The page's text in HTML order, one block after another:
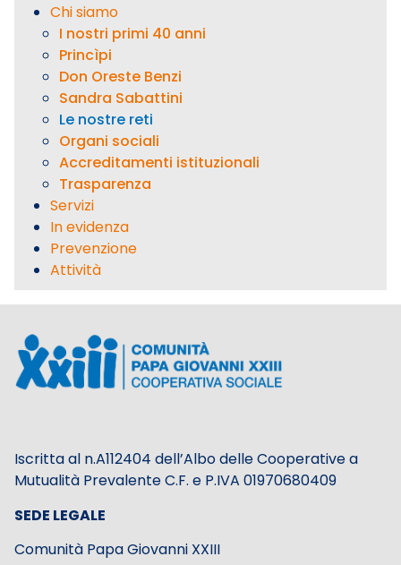
Chi siamo
I nostri primi 40 anni
Princìpi
Don Oreste Benzi
Sandra Sabattini
Le nostre reti
Organi sociali
Accreditamenti istituzionali
Trasparenza
Servizi
In evidenza
Prevenzione
Attività
Iscritta al n.A112404 dell’Albo delle Cooperative a
Mutualità Prevalente C.F. e P.IVA 01970680409
SEDE LEGALE
Comunità Papa Giovanni XXIII